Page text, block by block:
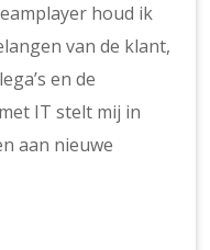
houd ik
van de klant,
en de
IT stelt mij in
aan nieuwe